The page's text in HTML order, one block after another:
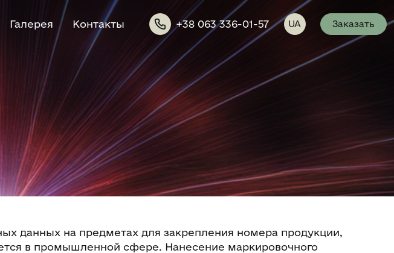
Галерея Контакты +38 063 336-01-57 UA Заказать
данных на предметах для закрепления номера продукции,
в промышленной сфере. Нанесение маркировочного